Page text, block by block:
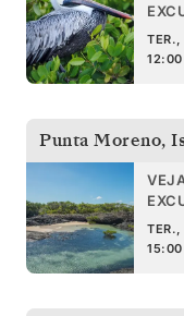
TER.,
Punta Moreno,
TER.,